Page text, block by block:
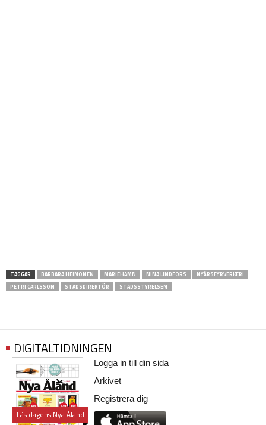
TAGGAR BARBARA HEINONEN MARIEHAMN NINA LINDFORS
NYÅRSFYRVERKERI
PETRI CARLSSON
STADSDIREKTÖR STADSSTYRELSEN
DIGITALTIDNINGEN
Läs dagens Nya Åland
Logga in till din sida
Arkivet
Registrera dig